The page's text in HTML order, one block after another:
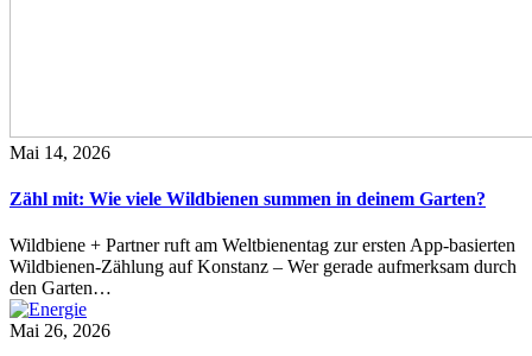
Mai 14, 2026
Zähl mit: Wie viele Wildbienen summen in deinem Garten?
Wildbiene + Partner ruft am Weltbienentag zur ersten App-basierten
Wildbienen-Zählung auf Konstanz – Wer gerade aufmerksam durch
den Garten…
Mai 26, 2026